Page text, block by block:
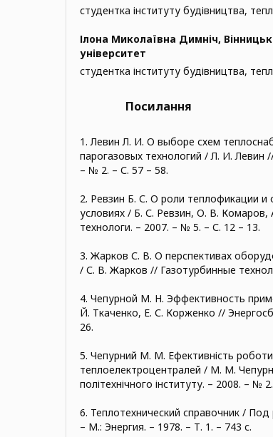
студентка інституту будівництва,
Ілона Миколаївна Димніч,
університет
студентка інституту будівництва,
Посилання
1. Левин Л. И. О выборе схем
парогазовых технологий / Л. И. Левин
– № 2. – С. 57 – 58.
2. Ревзин Б. С. О роли теплофикации
условиях / Б. С. Ревзин, О. В.
технологи. – 2007. – № 5. – С. 12 – 13.
3. Жарков С. В. О перспективах
/ С. В. Жарков // Газотурбинные
4. Чепурной М. Н. Эффективность
Й. Ткаченко, Е. С. Корженко //
26.
5. Чепурний М. М. Ефективність роботи
теплоелектроцентралей / М. М.
політехнічного інституту. – 2008. – №
6. Теплотехнический справочник /
– М.: Энергия. – 1978. – Т. 1. – 743 с.